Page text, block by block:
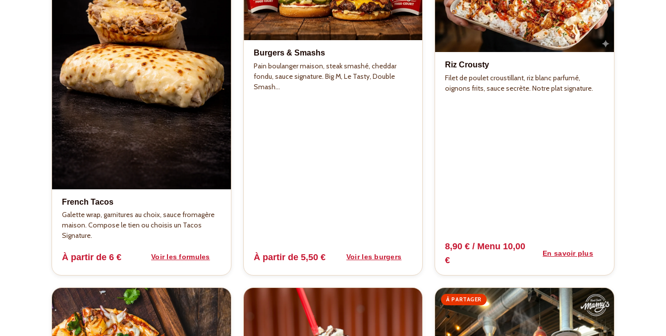
French Tacos
Galette wrap, garnitures au choix, sauce fromagère
maison. Compose le tien ou choisis un Tacos
Signature.
À partir de 6 € Voir les formules
Burgers & Smashs
Pain boulanger maison, steak smashé, cheddar
fondu, sauce signature. Big M, Le Tasty, Double
Smash...
À partir de 5,50 € Voir les burgers
Riz Crousty
Filet de poulet croustillant, riz blanc parfumé,
oignons frits, sauce secrète. Notre plat signature.
8,90 € / Menu 10,00
€
En savoir plus
À PARTAGER